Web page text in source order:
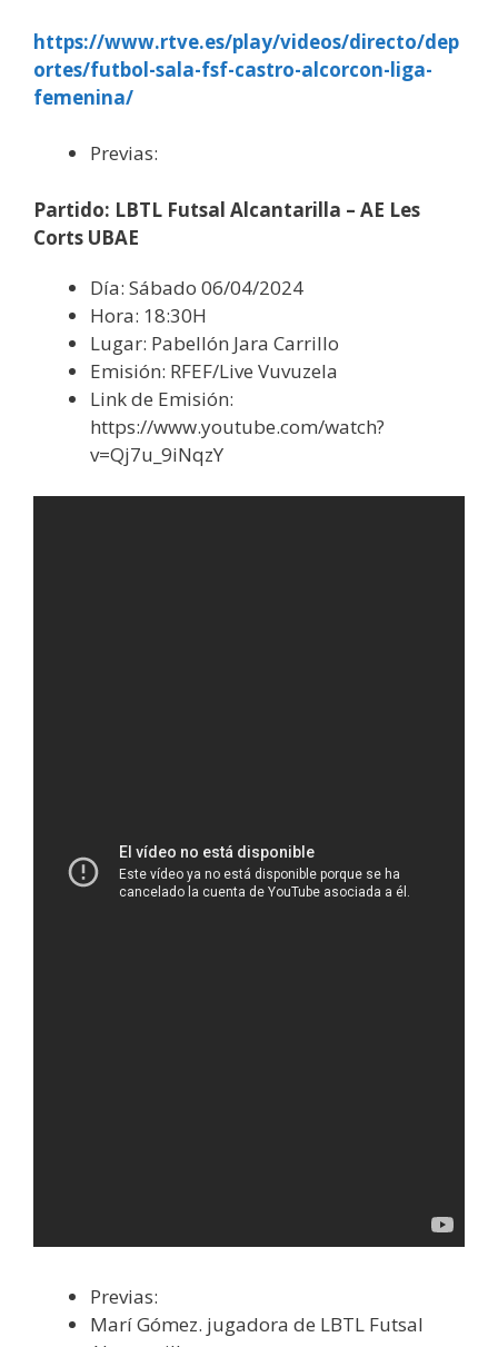
https://www.rtve.es/play/videos/directo/dep
ortes/futbol-sala-fsf-castro-alcorcon-liga-
femenina/
Previas:
Partido: LBTL Futsal Alcantarilla – AE Les
Corts UBAE
Día: Sábado 06/04/2024
Hora: 18:30H
Lugar: Pabellón Jara Carrillo
Emisión: RFEF/Live Vuvuzela
Link de Emisión:
https://www.youtube.com/watch?
v=Qj7u_9iNqzY
Previas:
Marí Gómez. jugadora de LBTL Futsal